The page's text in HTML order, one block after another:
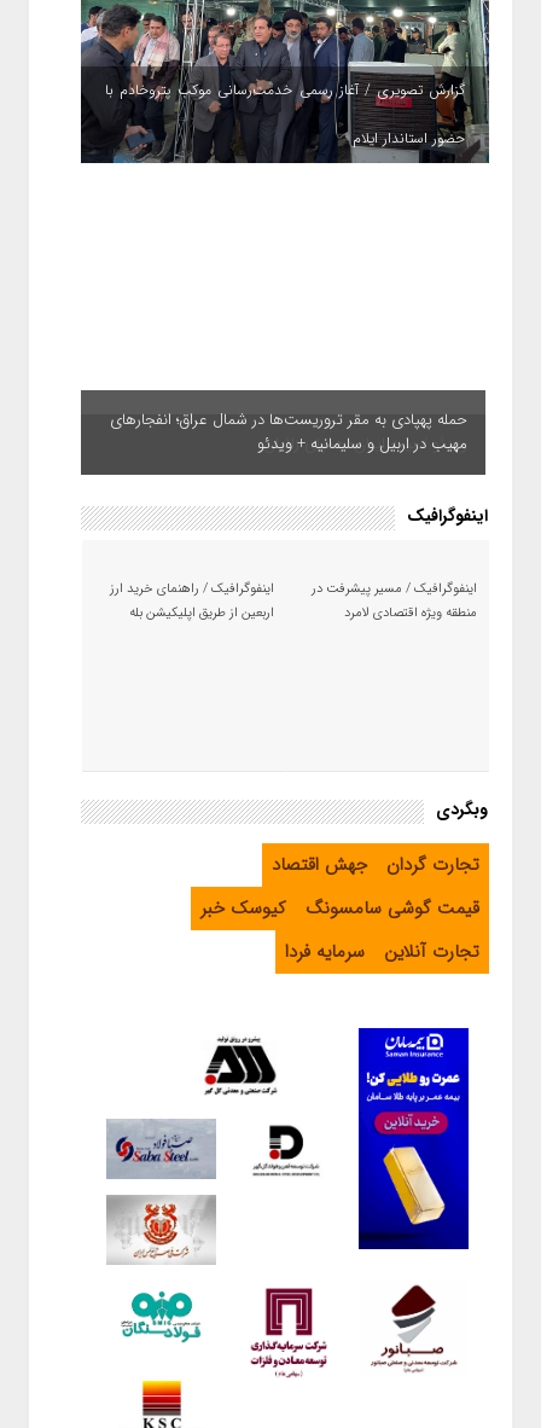
گزارش تصویری / آغاز رسمی خدمت‌رسانی موکب پتروخادم با
حضور استاندار ایلام
حمله پهپادی به مقر تروریست‌ها در شمال عراق؛ انفجارهای
مهیب در اربیل و سلیمانیه + ویدئو
اینفوگرافیک
اینفوگرافیک / مسیر پیشرفت در
منطقه ویژه اقتصادی لامرد
اینفوگرافیک / راهنمای خرید ارز
اربعین از طریق اپلیکیشن بله
وبگردی
تجارت گردان
جهش اقتصاد
قیمت گوشی سامسونگ
کیوسک خبر
تجارت آنلاین
سرمایه فردا